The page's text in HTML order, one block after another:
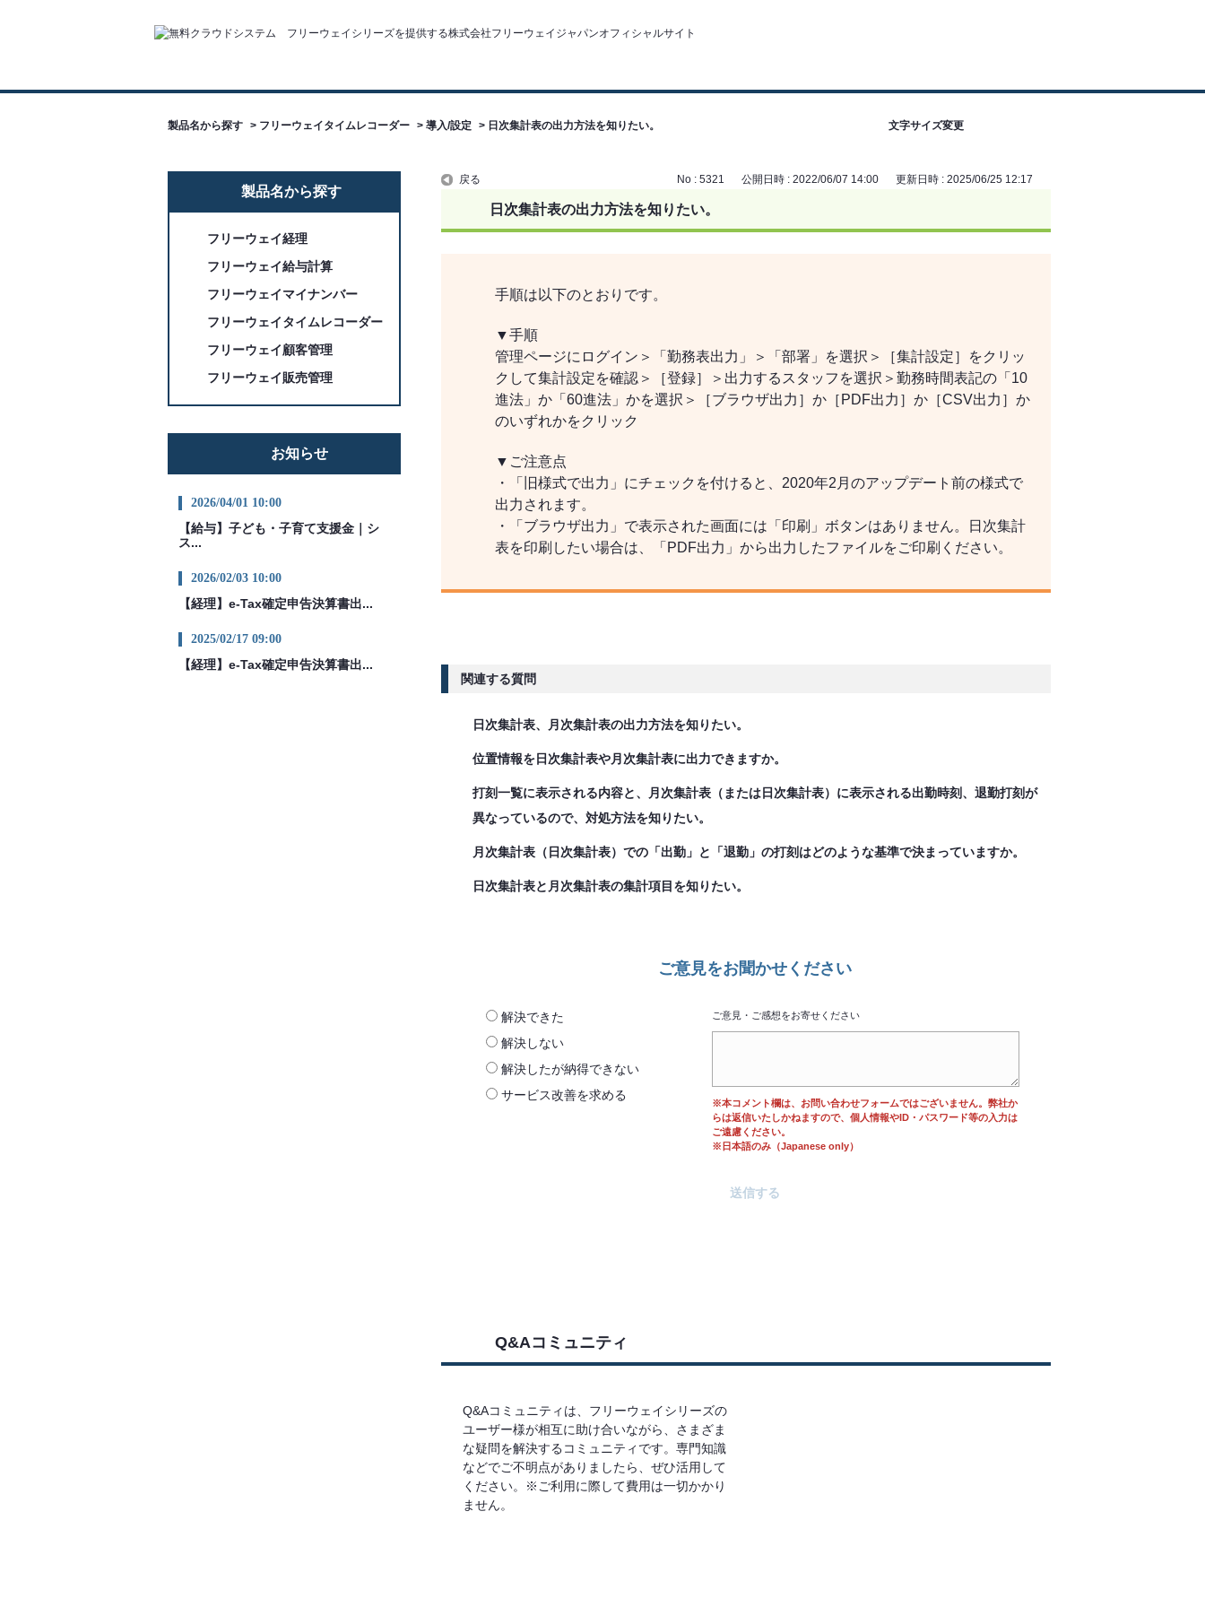
文字サイズ変更
製品名から探す > フリーウェイタイムレコーダー > 導入/設定 > 日次集計表の出力方法を知りたい。
製品名から探す
フリーウェイ経理
フリーウェイ給与計算
フリーウェイマイナンバー
フリーウェイタイムレコーダー
フリーウェイ顧客管理
フリーウェイ販売管理
お知らせ
2026/04/01 10:00
【給与】子ども・子育て支援金｜シ
ス...
2026/02/03 10:00
【経理】e-Tax確定申告決算書出...
2025/02/17 09:00
【経理】e-Tax確定申告決算書出...
戻る No : 5321 公開日時 : 2022/06/07 14:00 更新日時 : 2025/06/25 12:17
日次集計表の出力方法を知りたい。
手順は以下のとおりです。
▼手順
管理ページにログイン＞「勤務表出力」＞「部署」を選択＞［集計設定］をクリッ
クして集計設定を確認＞［登録］＞出力するスタッフを選択＞勤務時間表記の「10
進法」か「60進法」かを選択＞［ブラウザ出力］か［PDF出力］か［CSV出力］か
のいずれかをクリック
▼ご注意点
・「旧様式で出力」にチェックを付けると、2020年2月のアップデート前の様式で
出力されます。
・「ブラウザ出力」で表示された画面には「印刷」ボタンはありません。日次集計
表を印刷したい場合は、「PDF出力」から出力したファイルをご印刷ください。
関連する質問
日次集計表、月次集計表の出力方法を知りたい。
位置情報を日次集計表や月次集計表に出力できますか。
打刻一覧に表示される内容と、月次集計表（または日次集計表）に表示される出勤時刻、退勤打刻が
異なっているので、対処方法を知りたい。
月次集計表（日次集計表）での「出勤」と「退勤」の打刻はどのような基準で決まっていますか。
日次集計表と月次集計表の集計項目を知りたい。
ご意見をお聞かせください
解決できた
解決しない
解決したが納得できない
サービス改善を求める
ご意見・ご感想をお寄せください
※本コメント欄は、お問い合わせフォームではございません。弊社か
らは返信いたしかねますので、個人情報やID・パスワード等の入力は
ご遠慮ください。
※日本語のみ（Japanese only）
Q&Aコミュニティ
Q&Aコミュニティは、フリーウェイシリーズの
ユーザー様が相互に助け合いながら、さまざま
な疑問を解決するコミュニティです。専門知識
などでご不明点がありましたら、ぜひ活用して
ください。※ご利用に際して費用は一切かかり
ません。